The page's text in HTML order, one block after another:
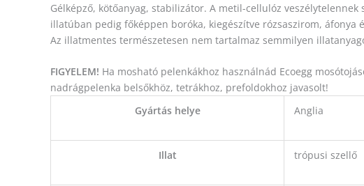
Gélképző, kötőanyag, stabilizátor. A metil-cellulóz veszélytelennek
illatúban pedig főképpen boróka, kiegészítve rózsaszirom, áfonya
Az illatmentes természetesen nem tartalmaz semmilyen
FIGYELEM! Ha mosható pelenkákhoz használnád Ecoegg
nadrágpelenka belsőkhöz, tetrákhoz, prefoldokhoz javasolt!
Gyártás helye
Anglia
Illat trópusi szellő